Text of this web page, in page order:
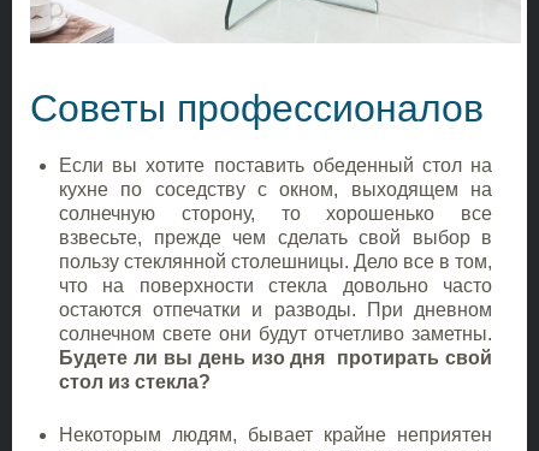
Советы профессионалов
Если вы хотите поставить обеденный стол на
кухне по соседству с окном, выходящем на
солнечную сторону, то хорошенько все
взвесьте, прежде чем сделать свой выбор в
пользу стеклянной столешницы. Дело все в том,
что на поверхности стекла довольно часто
остаются отпечатки и разводы. При дневном
солнечном свете они будут отчетливо заметны.
Будете ли вы день изо дня протирать свой
стол из стекла?
Некоторым людям, бывает крайне неприятен